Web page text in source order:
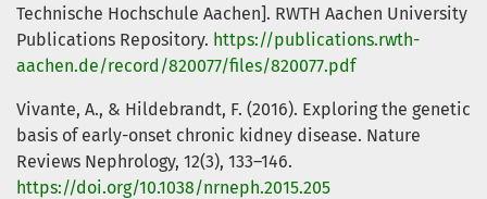
Technische Hochschule Aachen]. RWTH Aachen University
Publications Repository. https://publications.rwth-
aachen.de/record/820077/files/820077.pdf
Vivante, A., & Hildebrandt, F. (2016). Exploring the genetic
basis of early-onset chronic kidney disease. Nature
Reviews Nephrology, 12(3), 133–146.
https://doi.org/10.1038/nrneph.2015.205